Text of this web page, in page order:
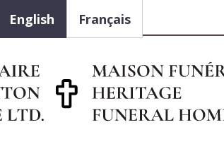
English Français